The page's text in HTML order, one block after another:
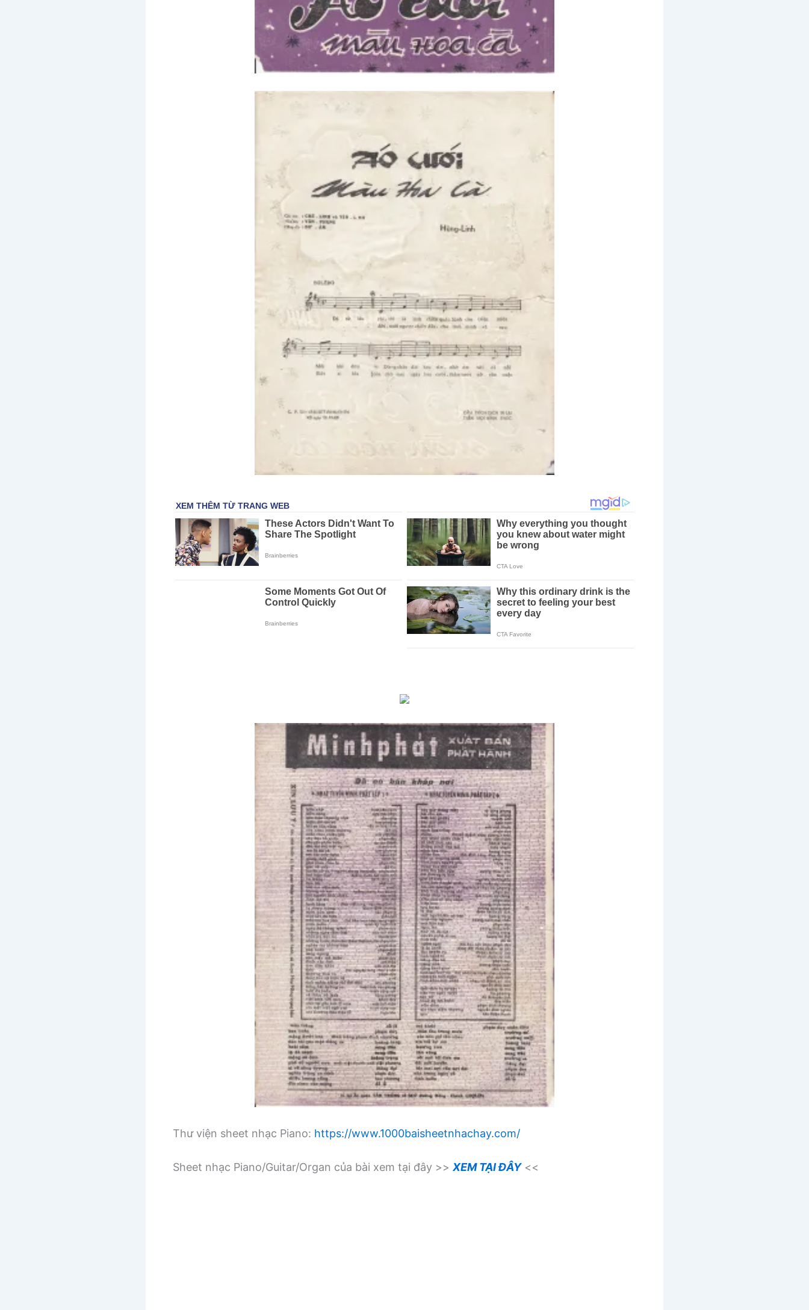
Thư viện sheet nhạc Piano: https://www.1000baisheetnhachay.com/
Sheet nhạc Piano/Guitar/Organ của bài xem tại đây >> XEM TẠI ĐÂY<<